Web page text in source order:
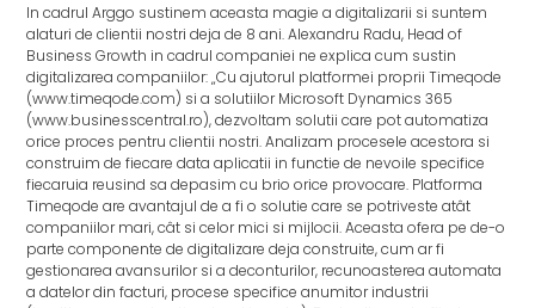
In cadrul Arggo sustinem aceasta magie a digitalizarii si suntem
alaturi de clientii nostri deja de 8 ani. Alexandru Radu, Head of
Business Growth in cadrul companiei ne explica cum sustin
digitalizarea companiilor: „Cu ajutorul platformei proprii Timeqode
(www.timeqode.com) si a solutiilor Microsoft Dynamics 365
(www.businesscentral.ro), dezvoltam solutii care pot automatiza
orice proces pentru clientii nostri. Analizam procesele acestora si
construim de fiecare data aplicatii in functie de nevoile specifice
fiecaruia reusind sa depasim cu brio orice provocare. Platforma
Timeqode are avantajul de a fi o solutie care se potriveste atât
companiilor mari, cât si celor mici si mijlocii. Aceasta ofera pe de-o
parte componente de digitalizare deja construite, cum ar fi
gestionarea avansurilor si a deconturilor, recunoasterea automata
a datelor din facturi, procese specifice anumitor industrii